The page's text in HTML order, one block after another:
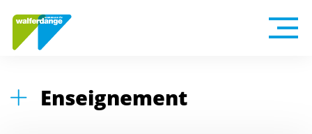
Enseignement